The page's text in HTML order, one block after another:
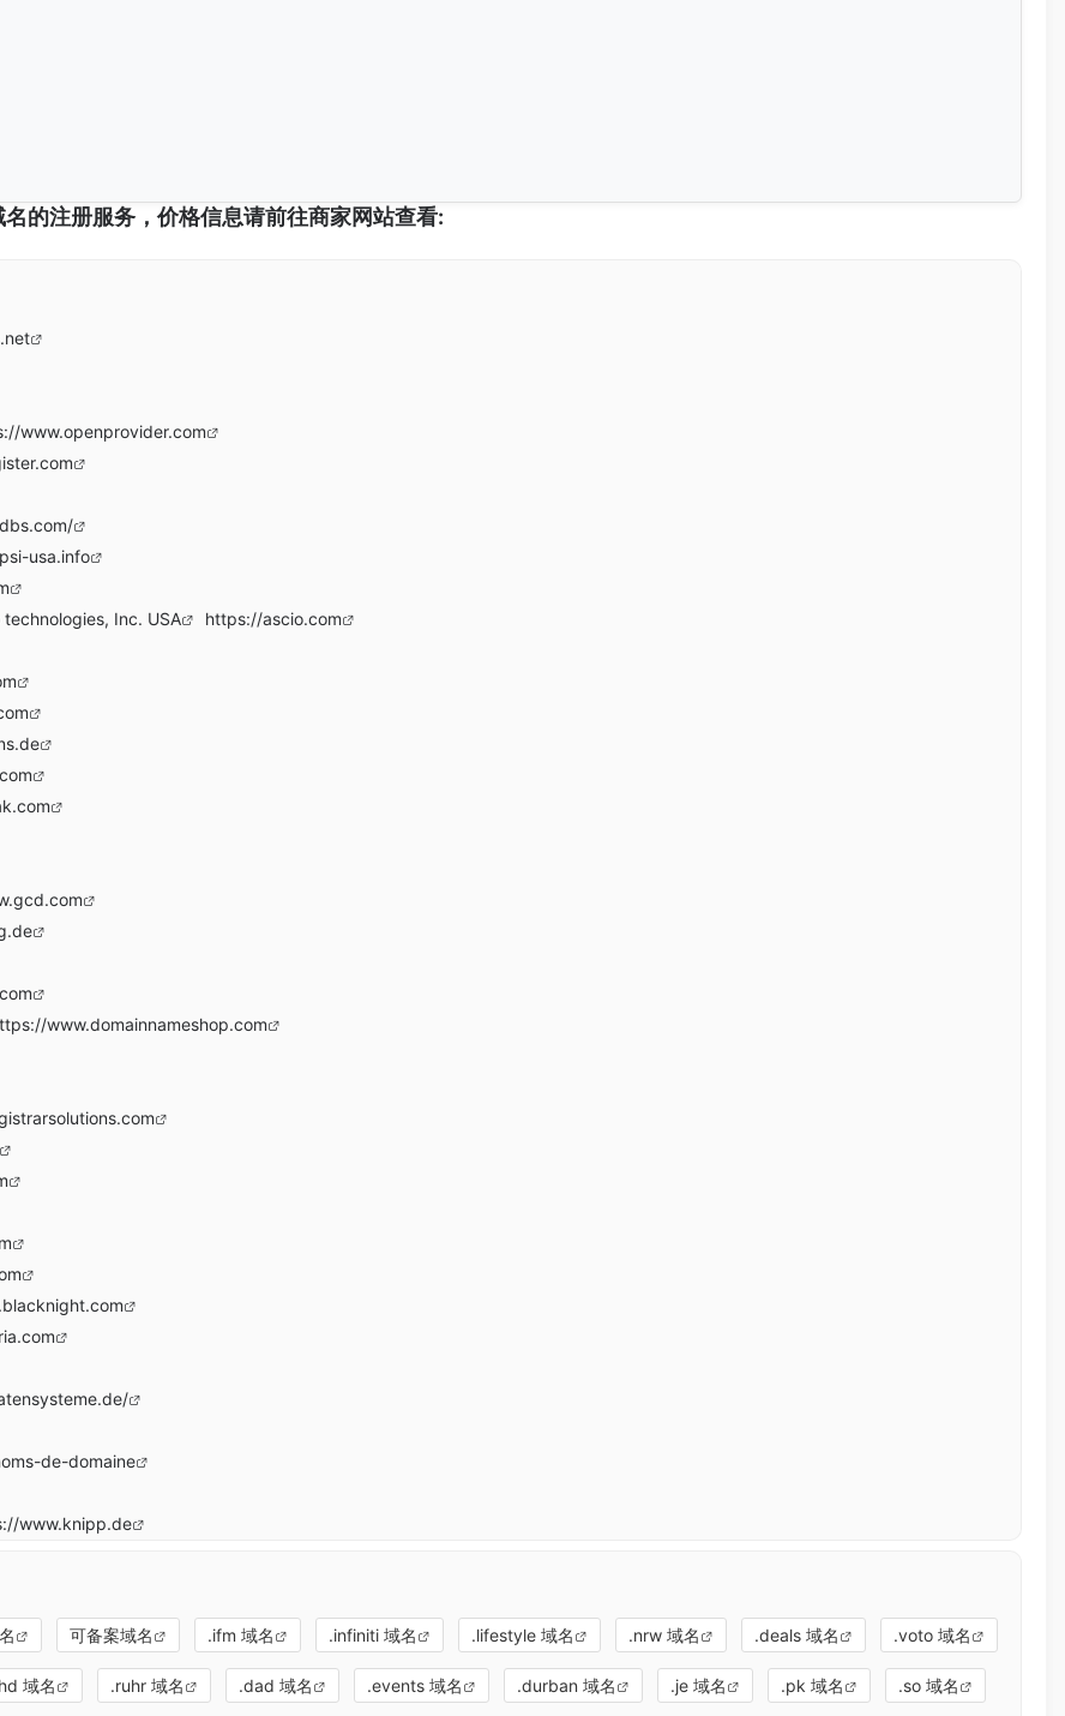
名的注册服务，价格信息请前往商家网站查看:
www.openprovider.com
usa.info
Inc. USA
https://ascio.com
www.domainnameshop.com
de-domaine
www.knipp.de
可备案域名 .ifm 域名 .infiniti 域名 .lifestyle 域名 .nrw 域名 .deals 域名 .voto 域名
域名 .ruhr 域名 .dad 域名 .events 域名 .durban 域名 .je 域名 .pk 域名 .so 域名